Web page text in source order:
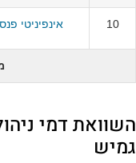
10 אינפיניטי
השוואת דמי
גמיש